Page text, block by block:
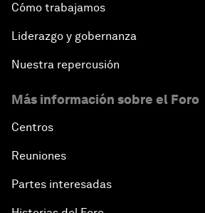
Cómo trabajamos
Liderazgo y gobernanza
Nuestra repercusión
Más información sobre el Foro
Centros
Reuniones
Partes interesadas